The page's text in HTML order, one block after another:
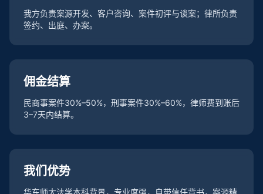
我方负责案源开发、客户咨询、案件初评与谈案；律所负责
签约、出庭、办案。
佣金结算
民商事案件30%–50%，刑事案件30%–60%，律师费到账后
3–7天内结算。
我们优势
华东师大法学本科背景，专业度强，自带信任背书，案源精